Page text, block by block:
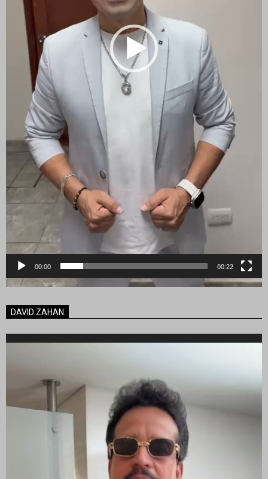
00:00 00:22
DAVID ZAHAN
Reproductor